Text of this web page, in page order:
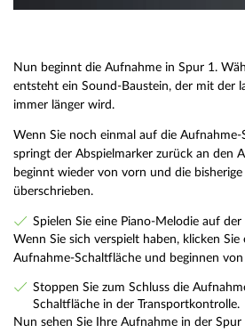
Nun beginnt die Aufnahme in Spur 1.
entsteht ein Sound-Baustein, der mit der
immer länger wird.
Wenn Sie noch einmal auf die Aufnahme-
springt der Abspielmarker zurück an den
beginnt wieder von vorn und die
überschrieben.
Spielen Sie eine Piano-Melodie auf
Wenn Sie sich verspielt haben, klicken
Aufnahme-Schaltfläche und beginnen
Stoppen Sie zum Schluss die
Schaltfläche in der Transportkontrolle.
Nun sehen Sie Ihre Aufnahme in der